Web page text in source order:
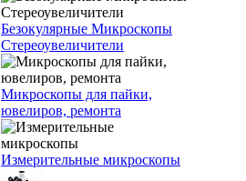
Безокулярные Микроскопы
Стереоувеличители
Микроскопы для пайки,
ювелиров, ремонта
Измерительные микроскопы